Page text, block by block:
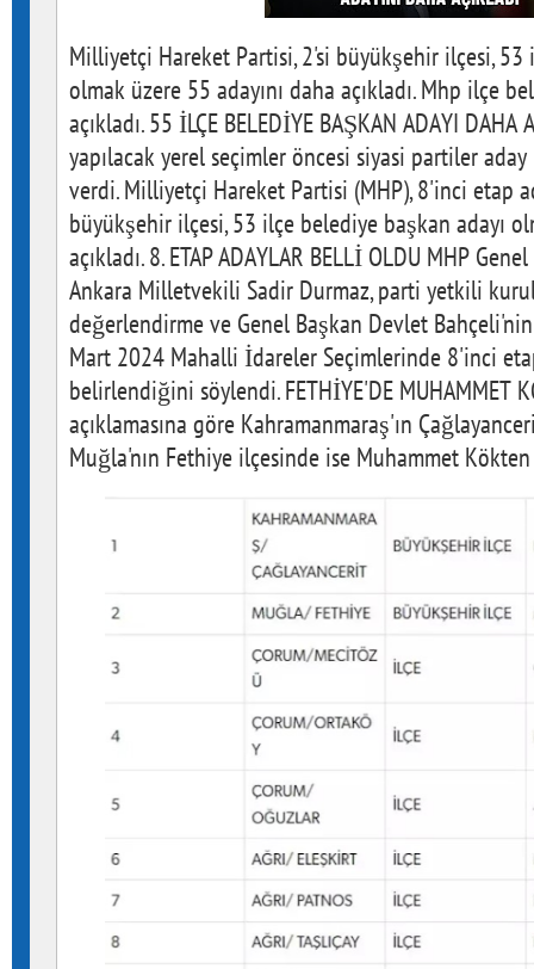
Milliyetçi Hareket Partisi, 2'si büyükşehir ilçesi, 53
olmak üzere 55 adayını daha açıkladı. Mhp ilçe
açıkladı. 55 İLÇE BELEDİYE BAŞKAN ADAYI
yapılacak yerel seçimler öncesi siyasi partiler aday
verdi. Milliyetçi Hareket Partisi (MHP), 8'inci etap
büyükşehir ilçesi, 53 ilçe belediye başkan adayı
açıkladı. 8. ETAP ADAYLAR BELLİ OLDU MHP
Ankara Milletvekili Sadir Durmaz, parti yetkili
değerlendirme ve Genel Başkan Devlet
Mart 2024 Mahalli İdareler Seçimlerinde 8'inci
belirlendiğini söylendi. FETHİYE'DE MUHAMMET
açıklamasına göre Kahramanmaraş'ın
Muğla'nın Fethiye ilçesinde ise Muhammet